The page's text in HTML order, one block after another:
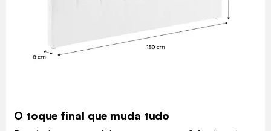
O toque final que muda tudo